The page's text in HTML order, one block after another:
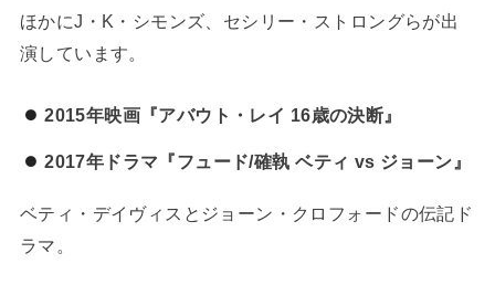
ほかにJ・K・シモンズ、セシリー・ストロングらが出
演しています。
2015年映画『アバウト・レイ 16歳の決断』
2017年ドラマ『フュード/確執 ベティ vs ジョーン』
ベティ・デイヴィスとジョーン・クロフォードの伝記ド
ラマ。